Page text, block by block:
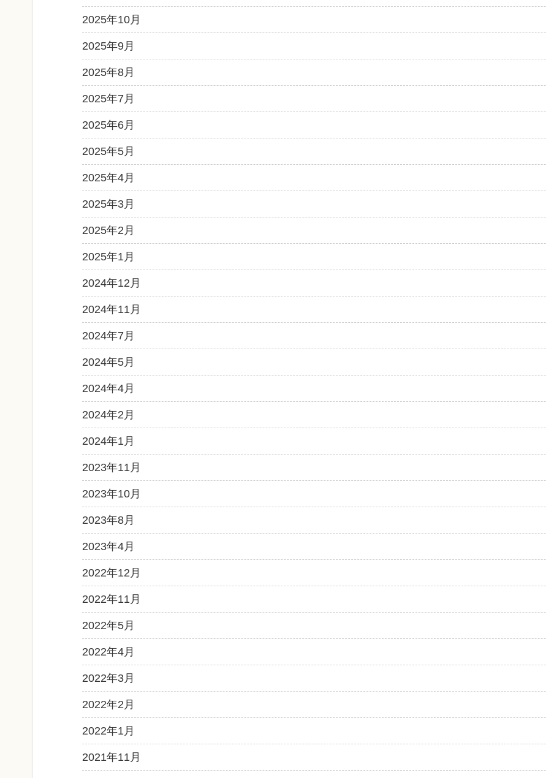
2025年10月
2025年9月
2025年8月
2025年7月
2025年6月
2025年5月
2025年4月
2025年3月
2025年2月
2025年1月
2024年12月
2024年11月
2024年7月
2024年5月
2024年4月
2024年2月
2024年1月
2023年11月
2023年10月
2023年8月
2023年4月
2022年12月
2022年11月
2022年5月
2022年4月
2022年3月
2022年2月
2022年1月
2021年11月